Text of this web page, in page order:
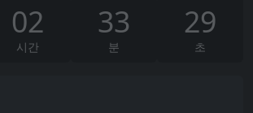
02
시간
33
분
27
초